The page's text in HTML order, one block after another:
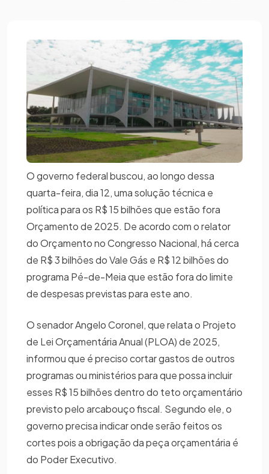
O governo federal buscou, ao longo dessa
quarta-feira, dia 12, uma solução técnica e
política para os R$ 15 bilhões que estão fora
Orçamento de 2025. De acordo com o relator
do Orçamento no Congresso Nacional, há cerca
de R$ 3 bilhões do Vale Gás e R$ 12 bilhões do
programa Pé-de-Meia que estão fora do limite
de despesas previstas para este ano.
O senador Angelo Coronel, que relata o Projeto
de Lei Orçamentária Anual (PLOA) de 2025,
informou que é preciso cortar gastos de outros
programas ou ministérios para que possa incluir
esses R$ 15 bilhões dentro do teto orçamentário
previsto pelo arcabouço fiscal. Segundo ele, o
governo precisa indicar onde serão feitos os
cortes pois a obrigação da peça orçamentária é
do Poder Executivo.